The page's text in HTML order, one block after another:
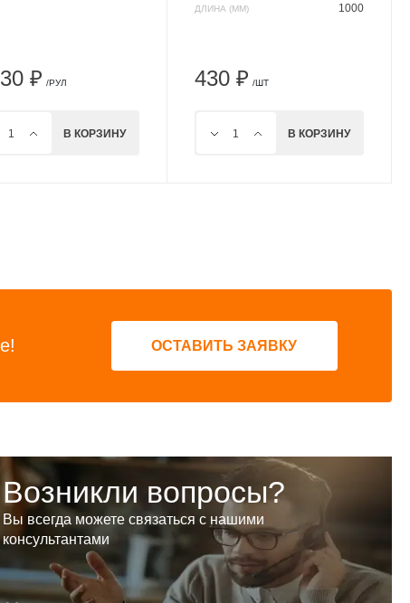
₽ /РУЛ
В КОРЗИНУ
ДЛИНА (ММ) 1000
430 ₽ /ШТ
В КОРЗИНУ
ОСТАВИТЬ ЗАЯВКУ
Возникли вопросы?
Вы всегда можете связаться с нашими
консультантами